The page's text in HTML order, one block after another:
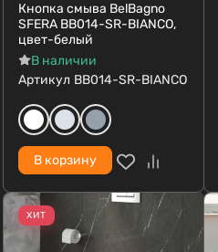
Кнопка смыва BelBagno
SFERA BB014-SR-BIANCO,
цвет-белый
В наличии
Артикул BB014-SR-BIANCO
В корзину
ХИТ